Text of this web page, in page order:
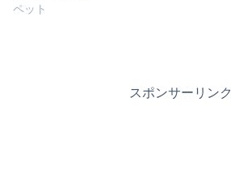
ペット
スポンサーリンク